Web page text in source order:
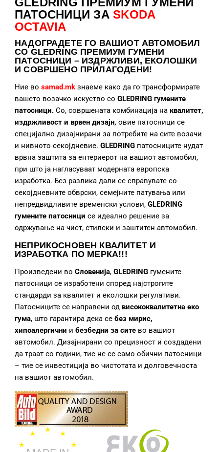
ПАТОСНИЦИ ЗА SKODA
OCTAVIA
НАДОГРАДЕТЕГО ВАШИОТ АВТОМОБИЛ
СО GLEDRING ПРЕМИУМ ГУМЕНИ
ПАТОСНИЦИ – ИЗДРЖЛИВИ, ЕКОЛОШКИ
И СОВРШЕНО ПРИЛАГОДЕНИ!
Ние во samad.mk знаеме како да го трансформирате
вашето возачко искуство со GLEDRING гумените
патосници. Со, совршената комбинација на квалитет,
издржливост и врвен дизајн, овие патосници се
специјално дизајнирани за потребите на сите возачи
и нивното секојдневие. GLEDRING патосниците нудат
врвна заштита за ентериерот на вашиот автомобил,
при што ја нагласуваат модерната европска
изработка. Без разлика дали се справувате со
секојдневните обврски, семејните патувања или
непредвидливите временски услови, GLEDRING
гумените патосници се идеално решение за
одржување на чист, стилски и заштитен автомобил.
НЕПРИКОСНОВЕН КВАЛИТЕТ И
ИЗРАБОТКА ПО МЕРКА!!!
Произведени во Словенија, GLEDRING гумените
патосници се изработени според најстрогите
стандарди за квалитет и еколошки регулативи.
Патосниците се направени од висококвалитетна еко
гума, што гарантира дека се без мирис,
хипоалергични и безбедни за сите во вашиот
автомобил. Дизајнирани со прецизност и создадени
да траат со години, тие не се само обични патосници
– тие се инвестиција во чистотата и долговечноста
на вашиот автомобил.